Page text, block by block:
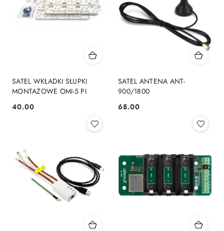
SATEL WKŁADKI SŁUPKI
MONTAŻOWE OMI-5 PI
Cena:
40.00
SATEL ANTENA ANT-
900/1800
Cena:
68.00